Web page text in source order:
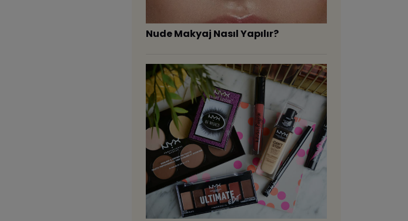
Nude Makyaj Nasıl Yapılır?